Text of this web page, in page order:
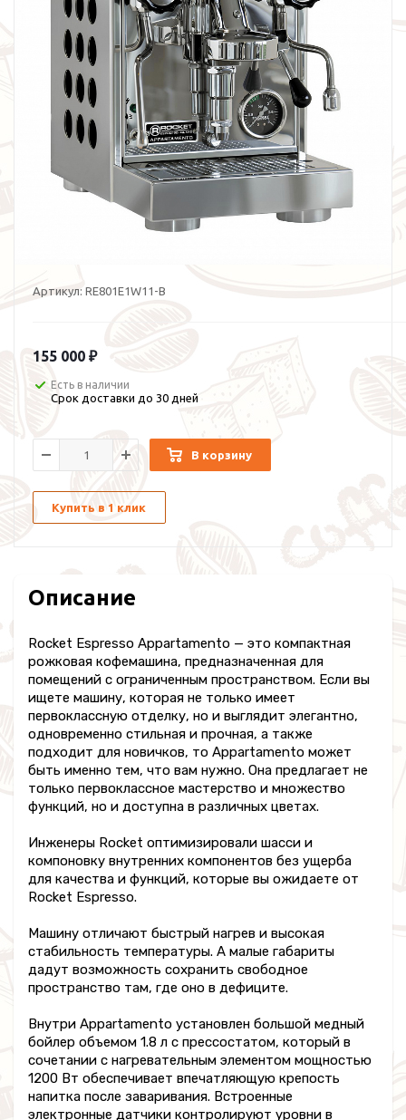
Артикул: RE801E1W11-B
155 000 ₽
Есть в наличии
Срок доставки до 30 дней
В корзину
Купить в 1 клик
Описание
Rocket Espresso Appartamento — это компактная
рожковая кофемашина, предназначенная для
помещений с ограниченным пространством. Если вы
ищете машину, которая не только имеет
первоклассную отделку, но и выглядит элегантно,
одновременно стильная и прочная, а также
подходит для новичков, то Appartamento может
быть именно тем, что вам нужно. Она предлагает не
только первоклассное мастерство и множество
функций, но и доступна в различных цветах.
Инженеры Rocket оптимизировали шасси и
компоновку внутренних компонентов без ущерба
для качества и функций, которые вы ожидаете от
Rocket Espresso.
Машину отличают быстрый нагрев и высокая
стабильность температуры. А малые габариты
дадут возможность сохранить свободное
пространство там, где оно в дефиците.
Внутри Appartamento установлен большой медный
бойлер объемом 1.8 л с прессостатом, который в
сочетании с нагревательным элементом мощностью
1200 Вт обеспечивает впечатляющую крепость
напитка после заваривания. Встроенные
электронные датчики контролируют уровни в